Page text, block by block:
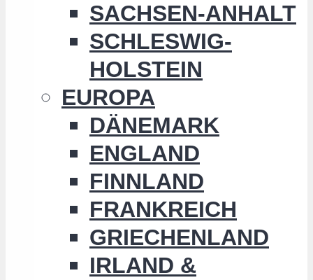
SACHSEN-ANHALT
SCHLESWIG-
HOLSTEIN
EUROPA
DÄNEMARK
ENGLAND
FINNLAND
FRANKREICH
GRIECHENLAND
IRLAND &